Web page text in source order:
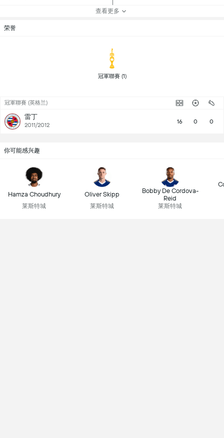
查看更多
荣誉
冠軍聯賽 (1)
冠軍聯賽 (英格兰)
雷丁
2011/2012 16 0 0
你可能感兴趣
Hamza Choudhury
莱斯特城
Oliver Skipp
莱斯特城
Bobby De Cordova-
Reid
莱斯特城